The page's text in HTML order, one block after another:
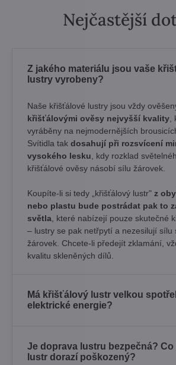
Nejčastější
Z jakého materiálu jsou vaše
lustry vyrobeny?
Naše křišťálové lustry jsou vždy
křišťálovými ověsy nejvyšší kvality
vyráběny na nejmodernějších
Svítidla tak dosahují při rozsvícení
vysokého lesku , kdy rozklad
křišťálové ověsy násobí sílu žárovek. ​
Koupíte-li si tedy „křišťálový lustr" z
nebo plastu bude postrádat pak to
světla , které nabízejí pouze skutečné
– lustry se pak netřpytí a nezesilují sílu
žárovek. Chcete-li předejít zklamání,
kvalitu skleněných dílů.
Má křišťálový lustr velkou
elektrické energie?
Je doprava lustru bezpečná? Co
lustr dorazí poškozený?